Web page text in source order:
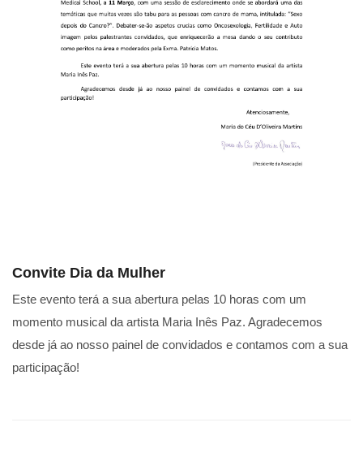
Convite Dia da Mulher
Este evento terá a sua abertura pelas 10 horas com um
momento musical da artista Maria Inês Paz. Agradecemos
desde já ao nosso painel de convidados e contamos com a sua
participação!